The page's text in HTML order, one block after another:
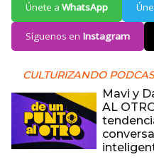
Únete a WhatsApp
Síguenos en Instagram
CULTURIZANDO
Mavi y
AL